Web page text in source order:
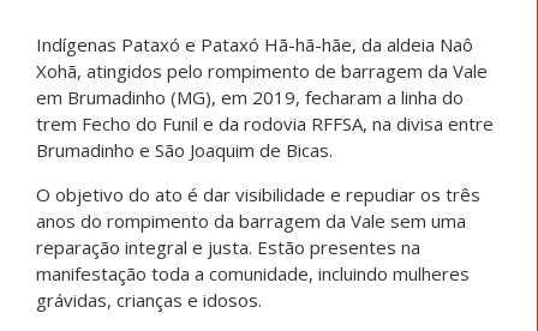
Indígenas Pataxó e Pataxó Hã-hã-hãe, da aldeia Naô
Xohã, atingidos pelo rompimento de barragem da Vale
em Brumadinho (MG), em 2019, fecharam a linha do
trem Fecho do Funil e da rodovia RFFSA, na divisa entre
Brumadinho e São Joaquim de Bicas.
O objetivo do ato é dar visibilidade e repudiar os três
anos do rompimento da barragem da Vale sem uma
reparação integral e justa. Estão presentes na
manifestação toda a comunidade, incluindo mulheres
grávidas, crianças e idosos.